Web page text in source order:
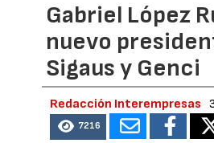
Gabriel López
nuevo
Sigaus y Genci
Redacción Interempresas
7216